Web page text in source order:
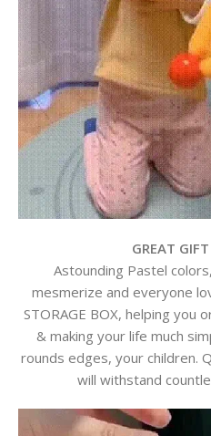
GREAT
Astounding Pastel
mesmerize and everyone
STORAGE BOX, helping
& making your life much
rounds edges, your children.
will withstand